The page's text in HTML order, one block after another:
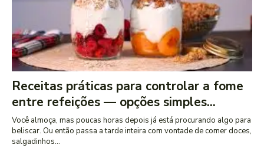
Receitas práticas para controlar a fome
entre refeições — opções simples...
Você almoça, mas poucas horas depois já está procurando algo para
beliscar. Ou então passa a tarde inteira com vontade de comer doces,
salgadinhos...